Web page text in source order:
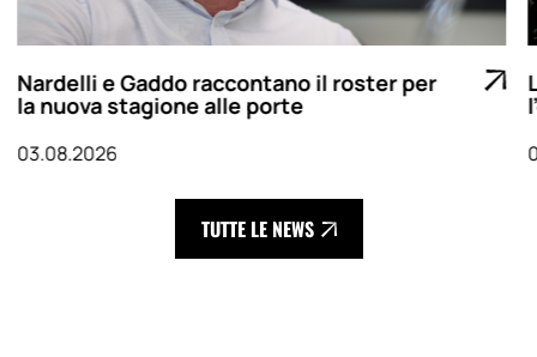
Nardelli e Gaddo raccontano il roster per
la nuova stagione alle porte
03.08.2026
TUTTE LE NEWS